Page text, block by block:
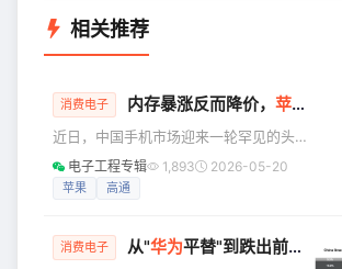
相关推荐
消费电子 内存暴涨反而降价， 苹果
近日，中国手机市场迎来一轮罕见的头
部品牌集体降价潮。5月14日，小米官方
宣布小米15 Ultra直降1500元；5月15日
直降3000元、Mate X7直降1000元。三
电子工程专辑 1,893 2026-05-20
苹果 高通
消费电子 从"华为平替"到跌出前五：荣耀到底输在哪？